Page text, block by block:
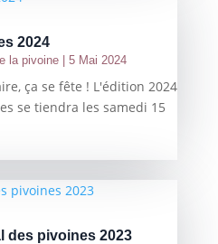
2024
la pivoine| 5 Mai 2024
ça se fête ! L'édition 2024
se tiendra les samedi 15
des pivoines 2023